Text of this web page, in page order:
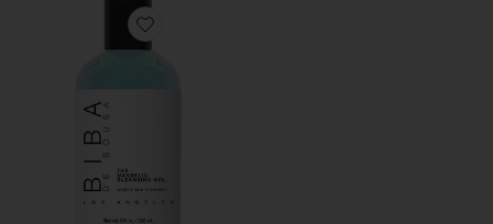
Favorite Mandelic Cleansing Gel